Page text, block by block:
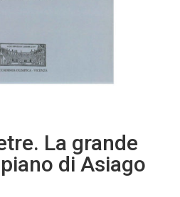
La grande
di Asiago